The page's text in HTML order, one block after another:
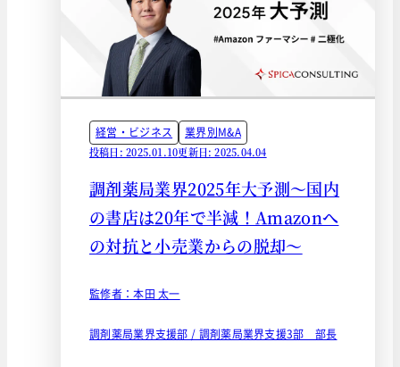
経営・ビジネス 業界別M&A
投稿日: 2025.01.10更新日: 2025.04.04
調剤薬局業界2025年大予測～国内
の書店は20年で半減！Amazonへ
の対抗と小売業からの脱却～
監修者：本田 太一
調剤薬局業界支援部 / 調剤薬局業界支援3部 部長